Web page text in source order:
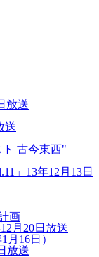
放送
送
古今東西"
」13年12月13日
画
月20日放送
16日）
放送